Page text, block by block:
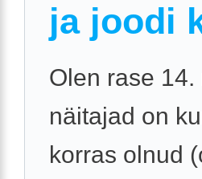
ja joodi
Olen rase
näitajad on
korras olnud